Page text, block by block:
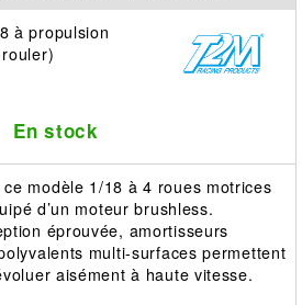
à propulsion
En stock
modèle 1/18 à 4 roues motrices
d’un moteur brushless.
éprouvée, amortisseurs
multi-surfaces permettent
aisément à haute vitesse.